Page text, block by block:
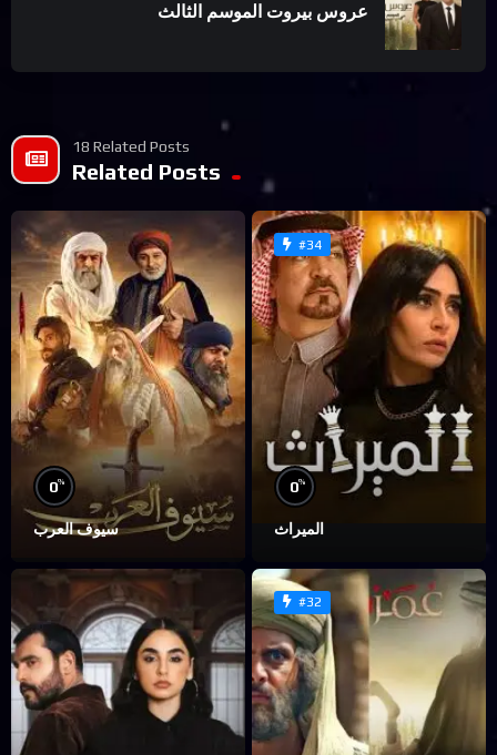
عروس بيروت الموسم الثالث
18 Related Posts
Related Posts
0%
سيوف العرب
#34
0%
الميراث
#32